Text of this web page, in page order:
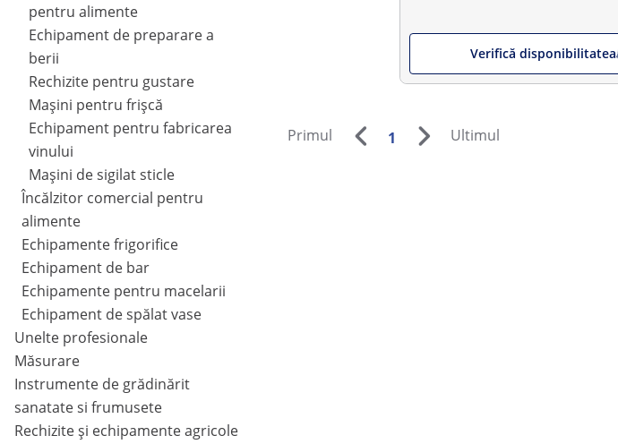
pentru alimente
Echipament de preparare a
berii
Rechizite pentru gustare
Mașini pentru frișcă
Echipament pentru fabricarea
vinului
Mașini de sigilat sticle
Încălzitor comercial pentru
alimente
Echipamente frigorifice
Echipament de bar
Echipamente pentru macelarii
Echipament de spălat vase
Unelte profesionale
Măsurare
Instrumente de grădinărit
sanatate si frumusete
Rechizite și echipamente agricole
Verifică disponibilitatea
Primul 1 Ultimul